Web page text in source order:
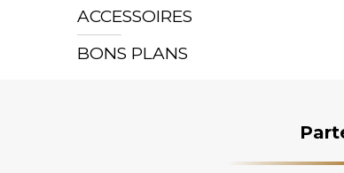
ACCESSOIRES
BONS PLANS